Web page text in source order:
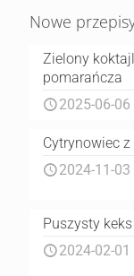
Nowe
Zielony
pomarańcza
2025-06-06
Cytrynowiec
2024-11-03
Puszysty
2024-02-01